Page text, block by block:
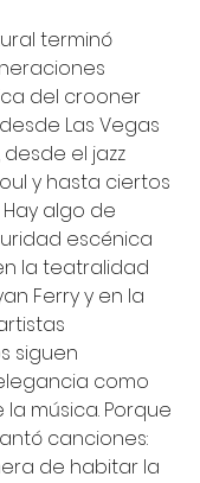
terminó
del crooner
Las Vegas
el jazz
y hasta ciertos
algo de
escénica
la teatralidad
Ferry y en la
siguen
como
música. Porque
canciones:
de habitar la